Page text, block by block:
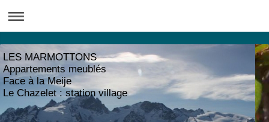
LES MARMOTTONS
Appartements meublés
Face à la Meije
Le Chazelet : station village